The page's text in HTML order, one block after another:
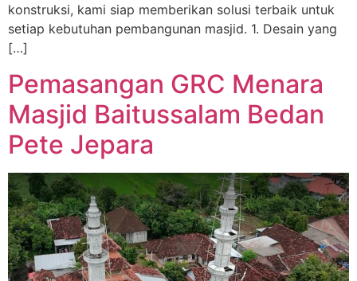
konstruksi, kami siap memberikan solusi terbaik untuk
setiap kebutuhan pembangunan masjid. 1. Desain yang
[…]
Pemasangan GRC Menara
Masjid Baitussalam Bedan
Pete Jepara